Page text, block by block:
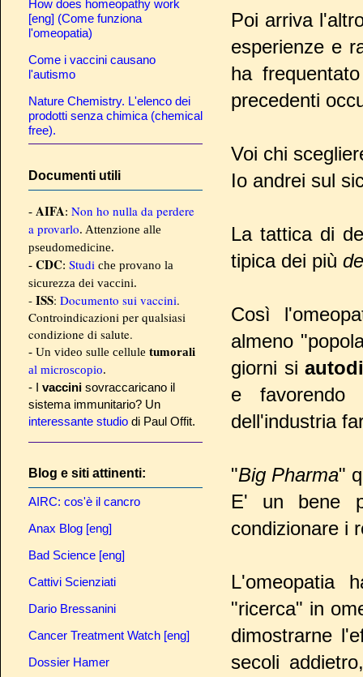
Poi arriva
esperienze e
ha
precedenti
Voi chi
Io andrei sul
La tattica di
tipica dei più
Così
almeno
giorni si
e favorendo
dell'industria
"Big Pharma"
E' un bene
condizionare i
L'omeopatia
"ricerca" in
dimostrarne
secoli
How does homeopathy work
[eng] (Come funziona
l'omeopatia)
Come i vaccini causano
l'autismo
Nature Chemistry. L'elenco dei
prodotti senza chimica (chemical
free).
Documenti utili
- AIFA: Non ho nulla da perdere
a provarlo. Attenzione alle
pseudomedicine.
- CDC: Studi che provano la
sicurezza dei vaccini.
- ISS: Documento sui vaccini.
Controindicazioni per qualsiasi
condizione di salute.
- Un video sulle cellule tumorali
al microscopio.
- I vaccini sovraccaricano il
sistema immunitario? Un
interessante studio di Paul Offit.
Blog e siti attinenti:
AIRC: cos'è il cancro
Anax Blog [eng]
Bad Science [eng]
Cattivi Scienziati
Dario Bressanini
Cancer Treatment Watch [eng]
Dossier Hamer